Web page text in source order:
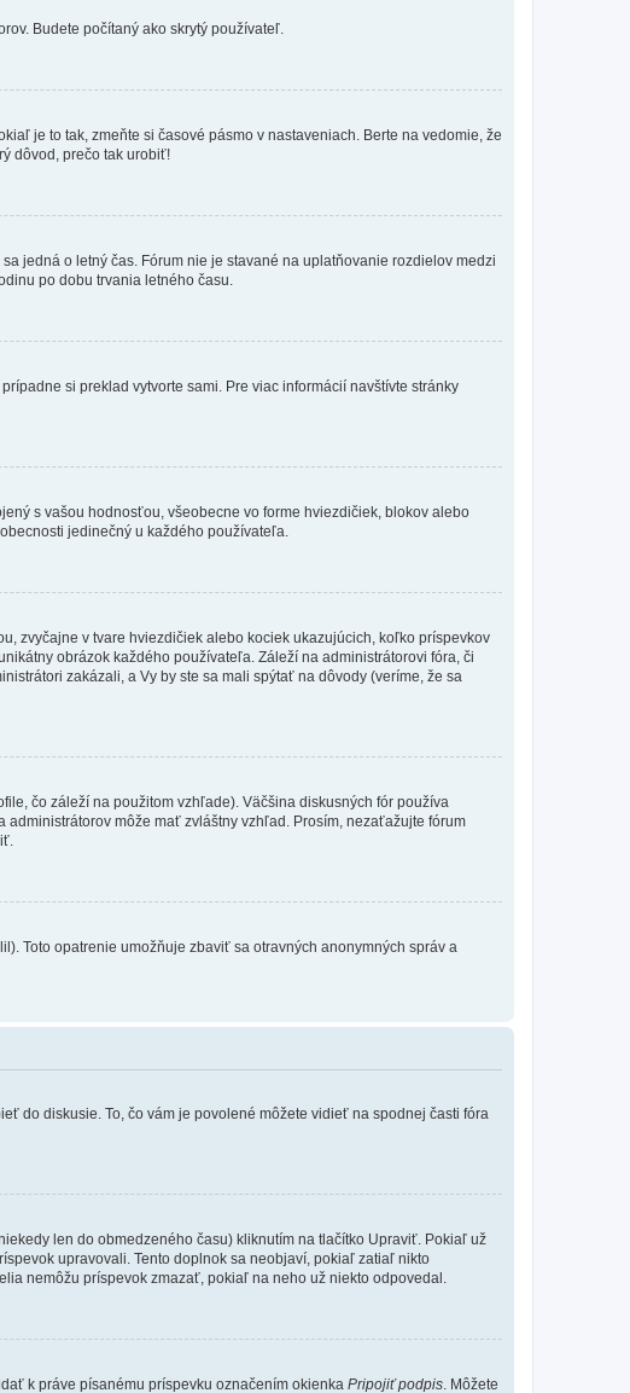
Budete počítaný ako skrytý používateľ.
je to tak, zmeňte si časové pásmo v nastaveniach. Berte na vedomie, že
dôvod, prečo tak urobiť!
jedná o letný čas. Fórum nie je stavané na uplatňovanie rozdielov medzi
po dobu trvania letného času.
si preklad vytvorte sami. Pre viac informácií navštívte stránky
s vašou hodnosťou, všeobecne vo forme hviezdičiek, blokov alebo
jedinečný u každého používateľa.
zvyčajne v tvare hviezdičiek alebo kociek ukazujúcich, koľko príspevkov
obrázok každého používateľa. Záleží na administrátorovi fóra, či
zakázali, a Vy by ste sa mali spýtať na dôvody (veríme, že sa
čo záleží na použitom vzhľade). Väčšina diskusných fór používa
môže mať zvláštny vzhľad. Prosím, nezaťažujte fórum
Toto opatrenie umožňuje zbaviť sa otravných anonymných správ a
do diskusie. To, čo vám je povolené môžete vidieť na spodnej časti fóra
len do obmedzeného času) kliknutím na tlačítko Upraviť. Pokiaľ už
upravovali. Tento doplnok sa neobjaví, pokiaľ zatiaľ nikto
nemôžu príspevok zmazať, pokiaľ na neho už niekto odpovedal.
k práve písanému príspevku označením okienka Pripojiť podpis. Môžete